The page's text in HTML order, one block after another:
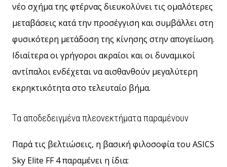
νέο σχήμα της φτέρνας διευκολύνει τις ομαλότερες
μεταβάσεις κατά την προσέγγιση και συμβάλλει στη
φυσικότερη μετάδοση της κίνησης στην απογείωση.
Ιδιαίτερα οι γρήγοροι ακραίοι και οι δυναμικοί
αντίπαλοι ενδέχεται να αισθανθούν μεγαλύτερη
εκρηκτικότητα στο τελευταίο βήμα.
Τα αποδεδειγμένα πλεονεκτήματα παραμένουν
Παρά τις βελτιώσεις, η βασική φιλοσοφία του ASICS
Sky Elite FF 4 παραμένει η ίδια: